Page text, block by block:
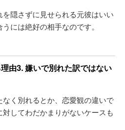
隠さずに見せられる元彼はいい
には絶好の相手なのです。
由3. 嫌いで別れた訳ではない
く別れるとか、恋愛観の違いで
してわだかまりがないケースも